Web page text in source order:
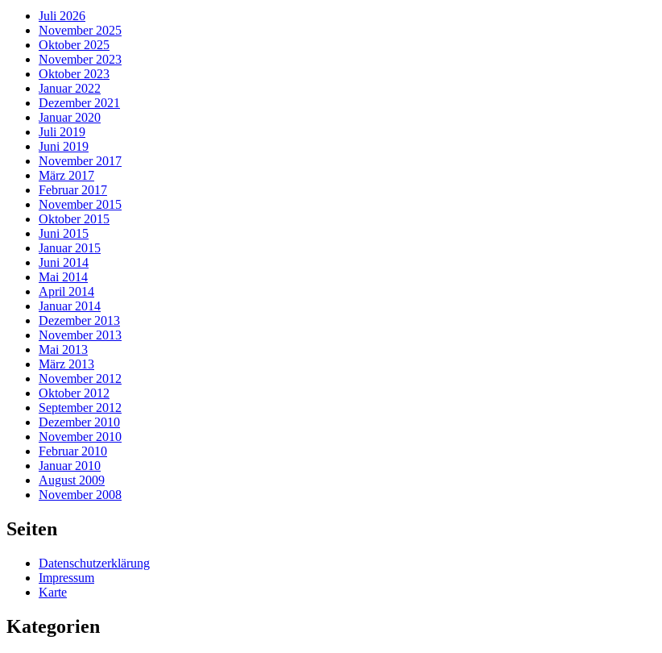
Juli 2026
November 2025
Oktober 2025
November 2023
Oktober 2023
Januar 2022
Dezember 2021
Januar 2020
Juli 2019
Juni 2019
November 2017
März 2017
Februar 2017
November 2015
Oktober 2015
Juni 2015
Januar 2015
Juni 2014
Mai 2014
April 2014
Januar 2014
Dezember 2013
November 2013
Mai 2013
März 2013
November 2012
Oktober 2012
September 2012
Dezember 2010
November 2010
Februar 2010
Januar 2010
August 2009
November 2008
Seiten
Datenschutzerklärung
Impressum
Karte
Kategorien